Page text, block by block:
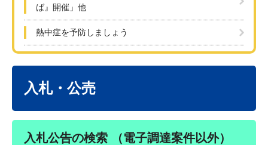
ば』開催」他
熱中症を予防しましょう
入札・公売
入札公告の検索 （電子調達案件以外）